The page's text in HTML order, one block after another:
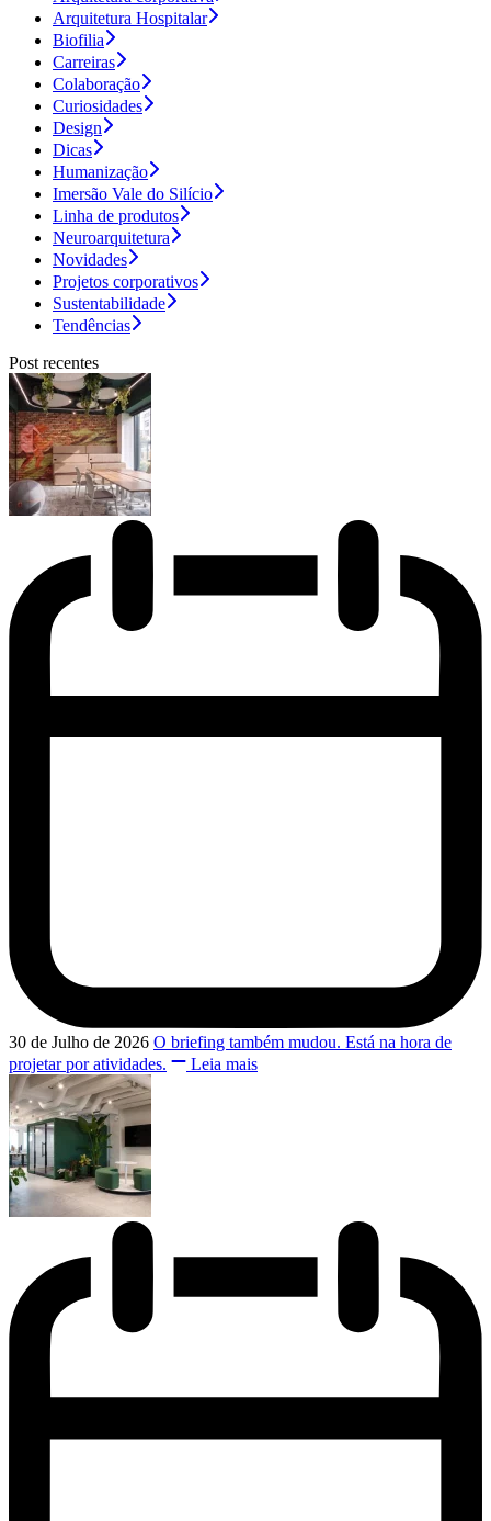
Arquitetura Hospitalar
Biofilia
Carreiras
Colaboração
Curiosidades
Design
Dicas
Humanização
Imersão Vale do Silício
Linha de produtos
Neuroarquitetura
Novidades
Projetos corporativos
Sustentabilidade
Tendências
Post recentes
30 de Julho de 2026 O briefing também mudou. Está na hora de
projetar por atividades.
Leia mais